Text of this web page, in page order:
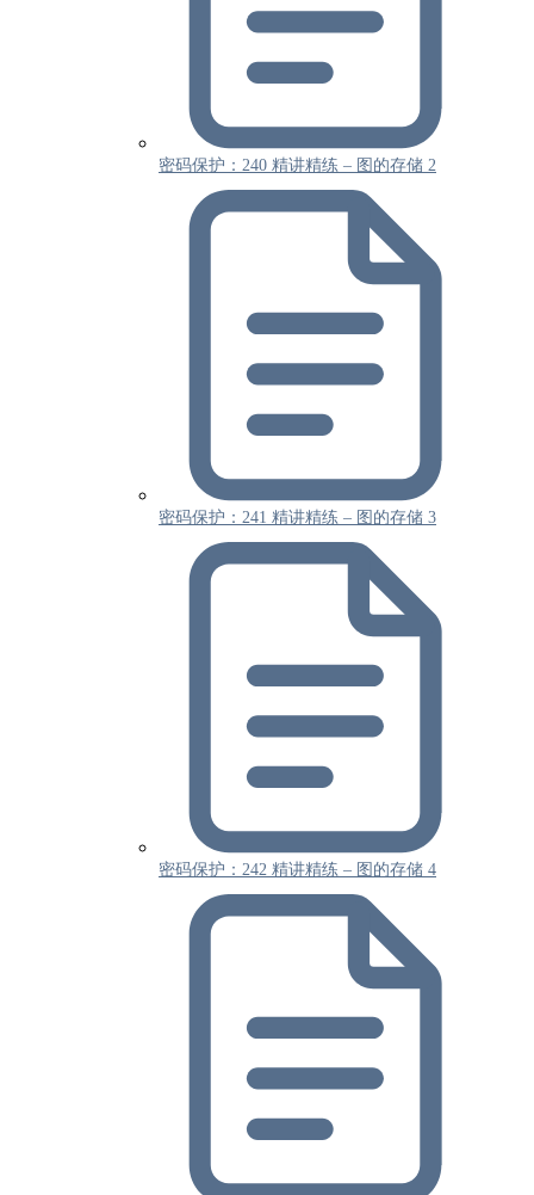
密码保护：240 精讲精练 – 图的存储 2
密码保护：241 精讲精练 – 图的存储 3
密码保护：242 精讲精练 – 图的存储 4